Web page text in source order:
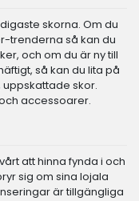
skorna. Om du
trenderna så kan du
och om du är ny till
så kan du lita på
skor.
accessoarer.
att hinna fynda i och
sig om sina lojala
är tillgängliga